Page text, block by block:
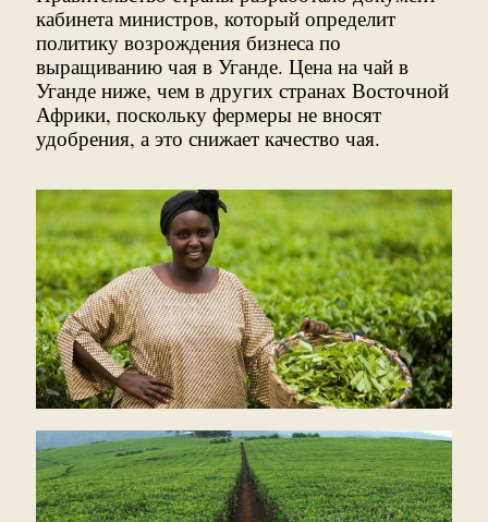
кабинета министров, который определит
политику возрождения бизнеса по
выращиванию чая в Уганде. Цена на чай в
Уганде ниже, чем в других странах Восточной
Африки, поскольку фермеры не вносят
удобрения, а это снижает качество чая.